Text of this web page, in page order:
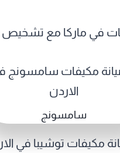
في ماركا مع تشخيص
سامسونج